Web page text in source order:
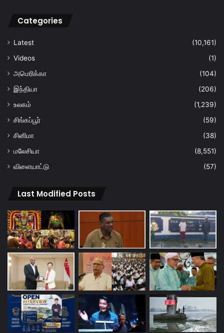
Categories
Latest
(10,161)
Videos
(1)
அமெரிக்கா
(104)
இந்தியா
(206)
உலகம்
(1,239)
சிங்கப்பூர்
(59)
சினிமா
(38)
மலேசியா
(8,551)
விளையாட்டு
(57)
Last Modified Posts